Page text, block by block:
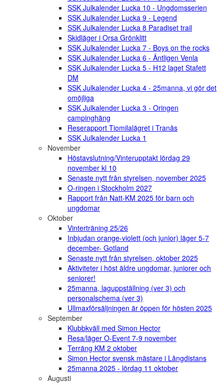
SSK Julkalender Lucka 10 - Ungdomsserien
SSK Julkalender Lucka 9 - Legend
SSK Julkalender Lucka 8 Paradiset trail
Skidläger i Orsa Grönklitt
SSK Julkalender Lucka 7 - Boys on the rocks
SSK Julkalender Lucka 6 - Äntligen Venla
SSK Julkalender Lucka 5 - H12 laget Stafett
DM
SSK Julkalender Lucka 4 - 25manna, vi gör det
omöjliga
SSK Julkalender Lucka 3 - Oringen
campinghäng
Reserapport Tiomilalägret i Tranås
SSK Julkalender Lucka 1
November
Höstavslutning/Vinterupptakt lördag 29
november kl 10
Senaste nytt från styrelsen, november 2025
O-ringen i Stockholm 2027
Rapport från Natt-KM 2025 för barn och
ungdomar
Oktober
Vinterträning 25/26
Inbjudan orange-violett (och junior) läger 5-7
december- Gotland
Senaste nytt från styrelsen, oktober 2025
Aktiviteter i höst äldre ungdomar, juniorer och
seniorer!
25manna, laguppställning (ver 3) och
personalschema (ver 3)
Ullmaxförsäljningen är öppen för hösten 2025
September
Klubbkväll med Simon Hector
Resa/läger O-Event 7-9 november
Terräng KM 2 oktober
Simon Hector svensk mästare i Långdistans
25manna 2025 - lördag 11 oktober
Augusti